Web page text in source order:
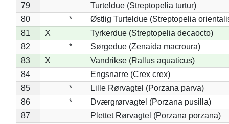
79
Turteldue (Streptopelia turtur)
80
*
Østlig Turteldue (Streptopelia
81
X
Tyrkerdue (Streptopelia decaocto)
82
*
Sørgedue (Zenaida macroura)
83
X
Vandrikse (Rallus aquaticus)
84
Engsnarre (Crex crex)
85
*
Lille Rørvagtel (Porzana parva)
86
*
Dværgrørvagtel (Porzana pusilla)
87
Plettet Rørvagtel (Porzana porzana)